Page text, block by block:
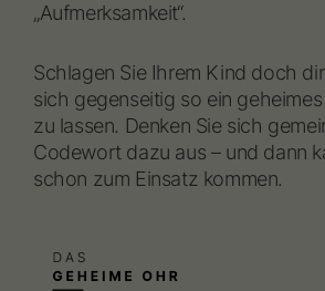
„Aufmerksamkeit“.
Schlagen Sie Ihrem Kind doch
sich gegenseitig so ein
zu lassen. Denken Sie sich
Codewort dazu aus – und dann
schon zum Einsatz kommen.